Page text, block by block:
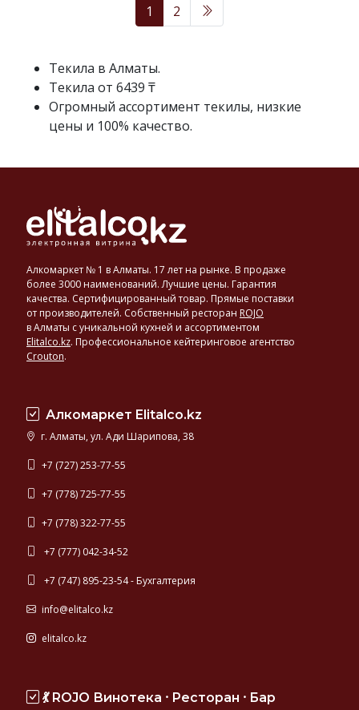
1 2
Текила в Алматы.
Текила от 6439 ₸
Огромный ассортимент текилы, низкие
цены и 100% качество.
Алкомаркет № 1 в Алматы. 17 лет на рынке. В продаже
более 3000 наименований. Лучшие цены. Гарантия
качества. Сертифицированный товар. Прямые поставки
от производителей. Собственный ресторан ROJO
в Алматы с уникальной кухней и ассортиментом
Elitalco.kz. Профессиональное кейтеринговое агентство
Crouton.
Алкомаркет Elitalco.kz
г. Алматы, ул. Ади Шарипова, 38
+7 (727) 253-77-55
+7 (778) 725-77-55
+7 (778) 322-77-55
+7 (777) 042-34-52
+7 (747) 895-23-54 - Бухгалтерия
info@elitalco.kz
elitalco.kz
💃 ROJO Винотека ⸱ Ресторан ⸱ Бар